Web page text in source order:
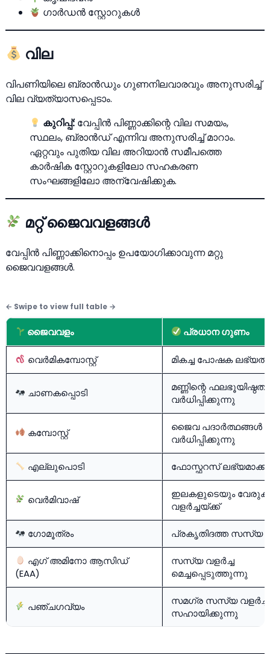
ഗാര്‍ഡന്‍ സ്റ്റോറുകള്‍
വില
വിപണിയിലെ ബ്രാന്‍ഡും ഗുണനിലവാരവും അനുസരിച്ച്
വില വ്യത്യാസപ്പെടാം.
കുറിപ്പ്: വേപ്പിന്‍ പിണ്ണാക്കിന്റെ വില സമയം,
സ്ഥലം, ബ്രാന്‍ഡ് എന്നിവ അനുസരിച്ച് മാറാം.
ഏറ്റവും പുതിയ വില അറിയാന്‍ സമീപത്തെ
കാര്‍ഷിക സ്റ്റോറുകളിലോ സഹകരണ
സംഘങ്ങളിലോ അന്വേഷിക്കുക.
മറ്റ് ജൈവവളങ്ങള്‍
വേപ്പിന്‍ പിണ്ണാക്കിനൊപ്പം ഉപയോഗിക്കാവുന്ന മറ്റു
ജൈവവളങ്ങള്‍.
ജൈവവളം പ്രധാന ഗുണം
വെര്‍മികമ്പോസ്റ്റ് മികച്ച പോഷക ലഭ്യത
ചാണകപ്പൊടി
മണ്ണിന്റെ ഫലഭൂയിഷ്ഠത
വര്‍ധിപ്പിക്കുന്നു
കമ്പോസ്റ്റ്
ജൈവ പദാര്‍ത്ഥങ്ങള്‍
വര്‍ധിപ്പിക്കുന്നു
എല്ലുപൊടി ഫോസ്ഫറസ്
വെര്‍മിവാഷ്
ഇലകളുടെയും
വളര്‍ച്ചയ്ക്ക്
ഗോമൂത്രം പ്രകൃതിദത്ത സസ്യ
എഗ് അമിനോ ആസിഡ്
(EAA)
സസ്യ വളര്‍ച്ച
മെച്ചപ്പെടുത്തുന്നു
പഞ്ചഗവ്യം
സമഗ്ര സസ്യ
സഹായിക്കുന്നു